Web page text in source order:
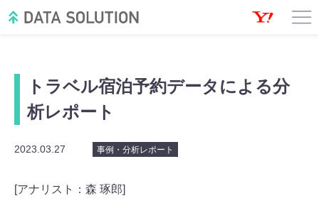
トラベル宿泊予約データによる分
析レポート
2023.03.27 事例・分析レポート
[アナリスト：森 琢郎]